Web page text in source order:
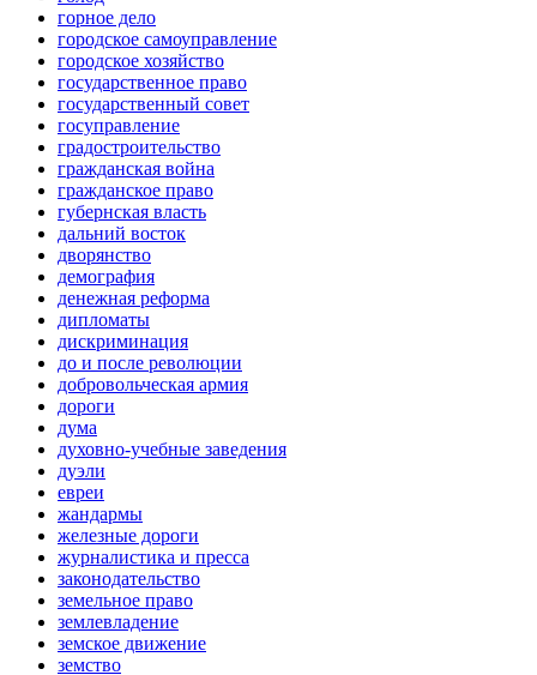
горное дело
городское самоуправление
городское хозяйство
государственное право
государственный совет
госуправление
градостроительство
гражданская война
гражданское право
губернская власть
дальний восток
дворянство
демография
денежная реформа
дипломаты
дискриминация
до и после революции
добровольческая армия
дороги
дума
духовно-учебные заведения
дуэли
евреи
жандармы
железные дороги
журналистика и пресса
законодательство
земельное право
землевладение
земское движение
земство